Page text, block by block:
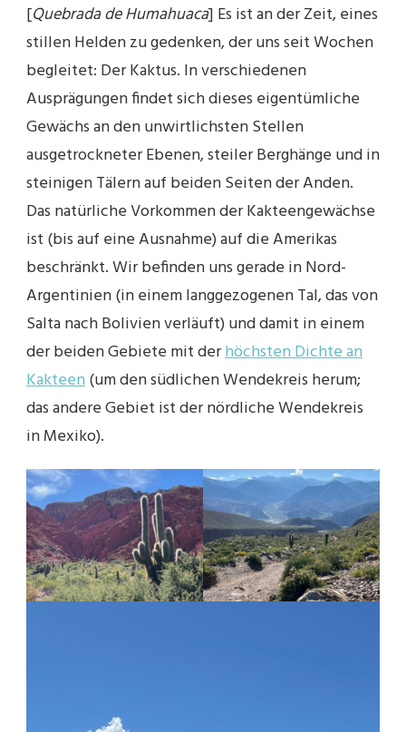
[Quebrada de Humahuaca] Es ist an der Zeit, eines
stillen Helden zu gedenken, der uns seit Wochen
begleitet: Der Kaktus. In verschiedenen
Ausprägungen findet sich dieses eigentümliche
Gewächs an den unwirtlichsten Stellen
ausgetrockneter Ebenen, steiler Berghänge und in
steinigen Tälern auf beiden Seiten der Anden.
Das natürliche Vorkommen der Kakteengewächse
ist (bis auf eine Ausnahme) auf die Amerikas
beschränkt. Wir befinden uns gerade in Nord-
Argentinien (in einem langgezogenen Tal, das von
Salta nach Bolivien verläuft) und damit in einem
der beiden Gebiete mit derhöchsten Dichte an
Kakteen(um den südlichen Wendekreis herum;
das andere Gebiet ist der nördliche Wendekreis
in Mexiko).